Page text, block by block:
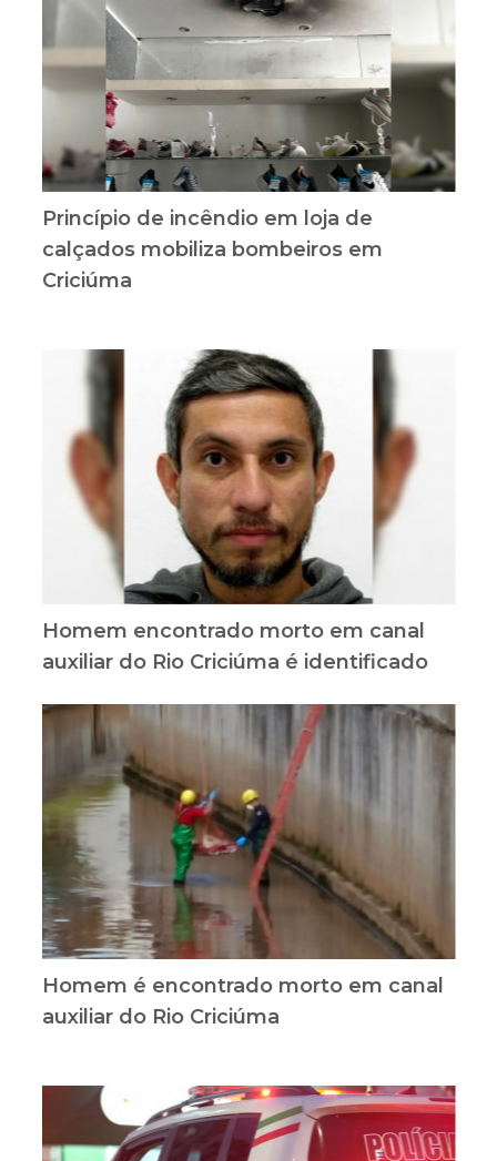
Princípio de incêndio em loja de
calçados mobiliza bombeiros em
Criciúma
Homem encontrado morto em canal
auxiliar do Rio Criciúma é identificado
Homem é encontrado morto em canal
auxiliar do Rio Criciúma